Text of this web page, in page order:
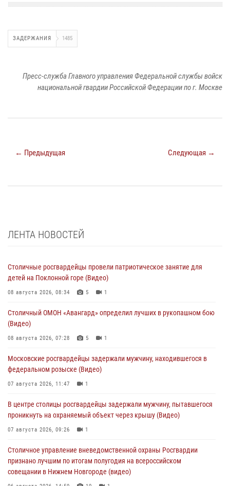
ЗАДЕРЖАНИЯ 1485
Пресс-служба Главного управления Федеральной службы войск
национальной гвардии Российской Федерации по г. Москве
← Предыдущая Следующая →
ЛЕНТА НОВОСТЕЙ
Столичные росгвардейцы провели патриотическое занятие для
детей на Поклонной горе (Видео)
08 августа 2026, 08:34 5 1
Столичный ОМОН «Авангард» определил лучших в рукопашном бою
(Видео)
08 августа 2026, 07:28 5 1
Московские росгвардейцы задержали мужчину, находившегося в
федеральном розыске (Видео)
07 августа 2026, 11:47 1
В центре столицы росгвардейцы задержали мужчину, пытавшегося
проникнуть на охраняемый объект через крышу (Видео)
07 августа 2026, 09:26 1
Столичное управление вневедомственной охраны Росгвардии
признано лучшим по итогам полугодия на всероссийском
совещании в Нижнем Новгороде (видео)